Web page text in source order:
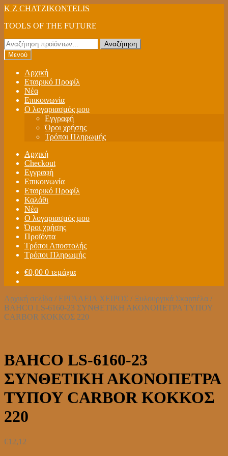
Απευθείας
στην
Μετάβαση
περιεχόμενο
K Z CHATZIKONTELIS
TOOLS OF THE FUTURE
Αναζήτηση
για:
Αναζήτηση
Μενού
Αρχική
Εταιρικό Προφίλ
Νέα
Επικοινωνία
Ο λογαριασμός μου
Εγγραφή
Όροι χρήσης
Τρόποι Πληρωμής
Αρχική
Checkout
Εγγραφή
Επικοινωνία
Εταιρικό Προφίλ
Καλάθι
Νέα
Ο λογαριασμός μου
Όροι χρήσης
Προϊόντα
Τρόποι Αποστολής
Τρόποι Πληρωμής
€0,00 0 τεμάχια
Αρχική σελίδα / ΕΡΓΑΛΕΙΑ ΧΕΙΡΟΣ / Ξυλουργικά Σκαρπέλα /
BAHCO LS-6160-23 ΣΥΝΘΕΤΙΚΗ ΑΚΟΝΟΠΕΤΡΑ ΤΥΠΟΥ
CARBOR ΚΟΚΚΟΣ 220
BAHCO LS-6160-23
ΣΥΝΘΕΤΙΚΗ ΑΚΟΝΟΠΕΤΡΑ
ΤΥΠΟΥ CARBOR ΚΟΚΚΟΣ
220
€12,12